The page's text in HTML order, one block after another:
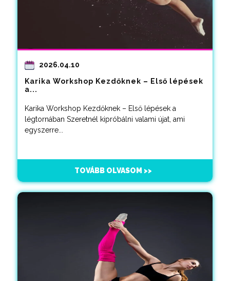
2026.04.10
Karika Workshop Kezdőknek – Első lépések
a...
Karika Workshop Kezdőknek – Első lépések a
légtornában Szeretnél kipróbálni valami újat, ami
egyszerre...
TOVÁBB OLVASOM >>